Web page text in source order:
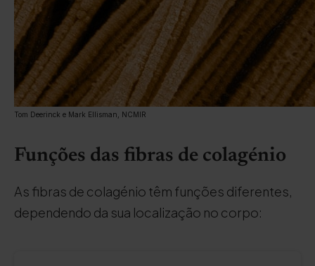
Tom Deerinck e Mark Ellisman, NCMIR
Funções das fibras de colagénio
As fibras de colagénio têm funções diferentes,
dependendo da sua localização no corpo: